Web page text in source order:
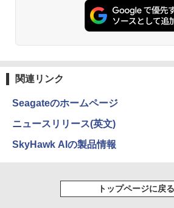
【送料無料】
￥11,572
3
￥12,342
￥2,200
￥5,990
【2026年アップグレ
レスイヤホン
セリング 自動ペアリ
付き 防水 タッチ式
学/WEB会議(ホワイ
￥250
On My Road
ET ラベルレス ×8本
by Amazon 天然水ラ
￥832
HUNTER×HUNTER
コミックスDIGITAL)
関連リンク
Seagateのホームページ
ニュースリリース(英文)
SkyHawk AIの製品情報
トップページに戻る